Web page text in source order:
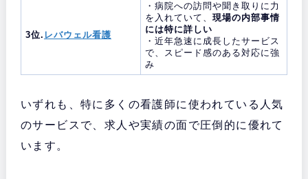
3位. レバウェル看護
・病院への訪問や聞き取りに力
を入れていて、 現場の内部事情
には特に詳しい
・近年急速に成長したサービス
で、スピード感のある対応に強
み
いずれも、特に多くの看護師に使われている人気
のサービスで、求人や実績の面で圧倒的に優れて
います。